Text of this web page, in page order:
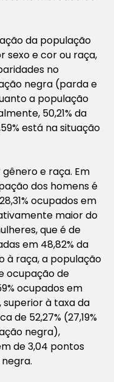
da população
sexo e cor ou raça,
no
negra (parda e
a população
50,21% da
está na situação
e raça. Em
dos homens é
ocupados em
maior do
que é de
em 48,82% da
à raça, a população
ocupação de
ocupados em
à taxa da
de 52,27% (27,19%
negra),
de 3,04 pontos